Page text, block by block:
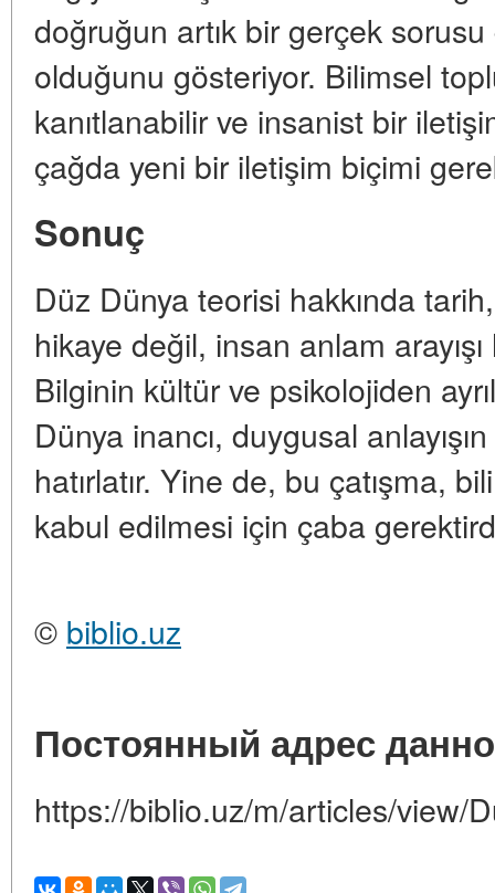
doğruğun artık bir gerçek
olduğunu gösteriyor. Bilimsel
kanıtlanabilir ve insanist bir
çağda yeni bir iletişim biçimi
Sonuç
Düz Dünya teorisi hakkında
hikaye değil, insan anlam
Bilginin kültür ve psikolojiden
Dünya inancı, duygusal
hatırlatır. Yine de, bu çatışma,
kabul edilmesi için çaba
© biblio.uz
Постоянный адрес
https://biblio.uz/m/articles/view/